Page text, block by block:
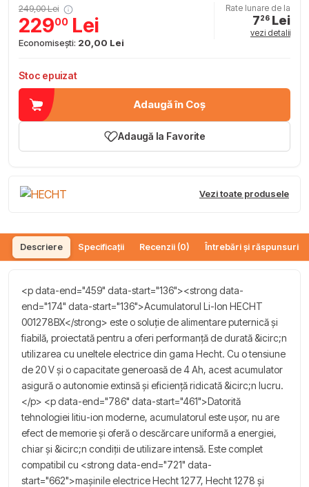
249,00 Lei
22900 Lei
Economisești: 20,00 Lei
Rate lunare de la
726 Lei
vezi detalii
Stoc epuizat
Adaugă în Coș
Adaugă la Favorite
Vezi toate produsele
Descriere Specificații Recenzii (0) Întrebări și răspunsuri
<p data-end="459" data-start="136"><strong data-
end="174" data-start="136">Acumulatorul Li-Ion HECHT
001278BX</strong> este o soluție de alimentare puternică și
fiabilă, proiectată pentru a oferi performanță de durată &icirc;n
utilizarea cu uneltele electrice din gama Hecht. Cu o tensiune
de 20 V și o capacitate generoasă de 4 Ah, acest acumulator
asigură o autonomie extinsă și eficiență ridicată &icirc;n lucru.
</p> <p data-end="786" data-start="461">Datorită
tehnologiei litiu-ion moderne, acumulatorul este ușor, nu are
efect de memorie și oferă o descărcare uniformă a energiei,
chiar și &icirc;n condiții de utilizare intensă. Este complet
compatibil cu <strong data-end="721" data-
start="662">mașinile electrice Hecht 1277, Hecht 1278 și